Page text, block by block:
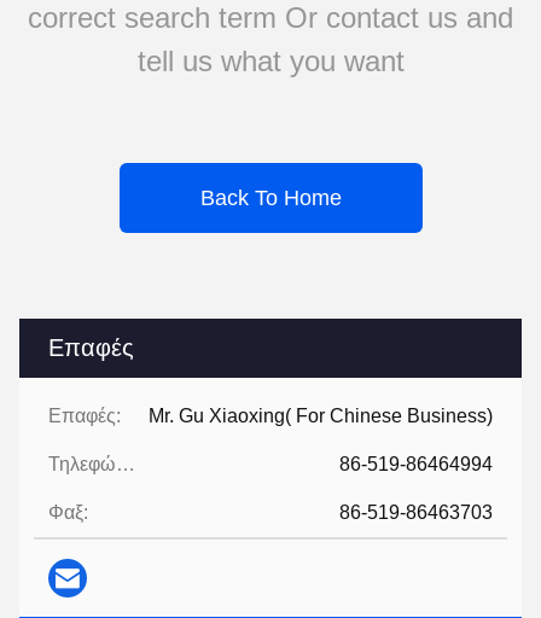
Επαφές
Επαφές: Mr. Gu Xiaoxing( For Chinese Business)
Τηλεφώνημα: 86-519-86464994
Φαξ: 86-519-86463703
correct search term Or contact us and
tell us what you want
Back To Home